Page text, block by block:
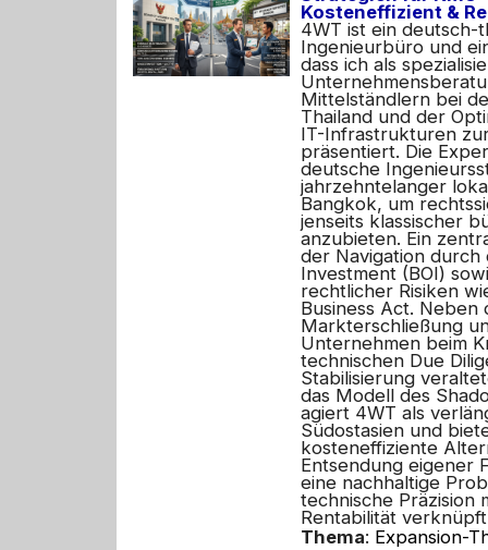
Kosteneffizient &
4WT ist ein deutsch-
Ingenieurbüro und
dass ich als
Mittelständlern bei
Thailand und der
IT-Infrastrukturen
präsentiert. Die
deutsche
jahrzehntelanger
Bangkok, um
jenseits klassischer
anzubieten. Ein
der Navigation durch
Investment (BOI)
rechtlicher Risiken
Business Act. Neben
Markterschließung
Unternehmen beim
technischen Due
Stabilisierung
das Modell des
agiert 4WT als
Südostasien und
kosteneffiziente
Entsendung eigener
eine nachhaltige
technische Präzision
Rentabilität
Thema: Expansion-